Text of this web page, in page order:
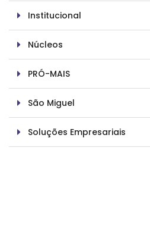
Institucional
Núcleos
PRÓ-MAIS
São Miguel
Soluções Empresariais